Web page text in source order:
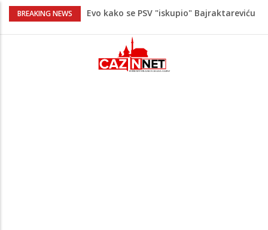
BREAKING NEWS
Evo kako se PSV "iskupio" Bajraktareviću
Dobre vijesti za bh. dijasporu u
Njemačkoj: Raste dječiji doplatak,